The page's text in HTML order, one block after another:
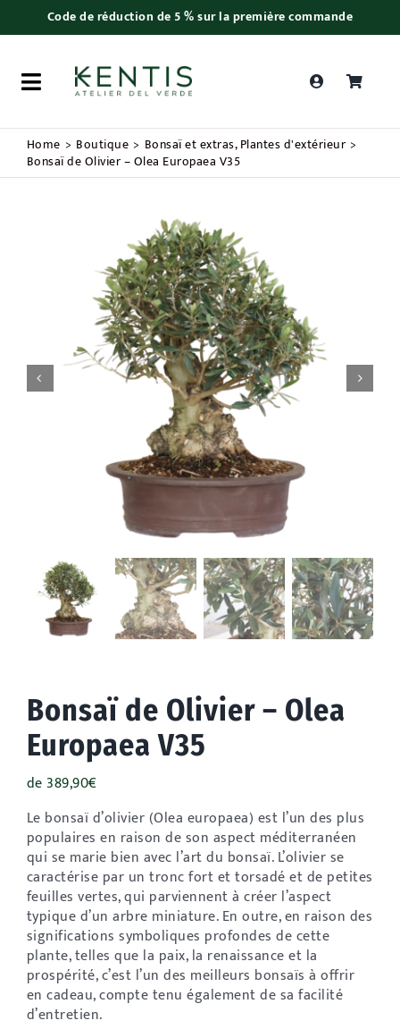
Code de réduction de 5 % sur la première commande
Toggle
Navigation
Recherche
de
produits
Accessoires
Home Boutique Bonsaï et extras Plantes d'extérieur
Bonsaï de Olivier – Olea Europaea V35
 
Bonsaï de Olivier – Olea
Europaea V35
de389,90€
Le bonsaï d’olivier (Olea europaea) est l’un des plus
populaires en raison de son aspect méditerranéen
qui se marie bien avec l’art du bonsaï. L’olivier se
caractérise par un tronc fort et torsadé et de petites
feuilles vertes, qui parviennent à créer l’aspect
typique d’un arbre miniature. En outre, en raison des
significations symboliques profondes de cette
plante, telles que la paix, la renaissance et la
prospérité, c’est l’un des meilleurs bonsaïs à offrir
en cadeau, compte tenu également de sa facilité
d’entretien.